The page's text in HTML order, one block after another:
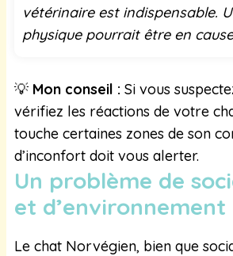
vétérinaire est indispensable.
physique pourrait être en
💡 Mon conseil : Si vous
vérifiez les réactions de votre
touche certaines zones de son
d’inconfort doit vous alerter.
Un problème de
et d’environnement
Le chat Norvégien, bien que